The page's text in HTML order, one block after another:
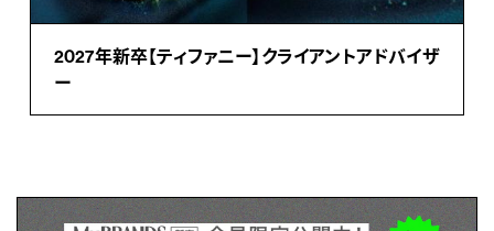
2027年新卒【ティファニー】クライアントアドバイザ
ー